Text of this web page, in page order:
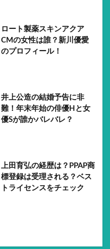
ロート製薬スキンアクア
CMの女性は誰？新川優愛
のプロフィール！
井上公造の結婚予告に非
難！年末年始の俳優Hと女
優Sが誰かバレバレ？
上田育弘の経歴は？PPAP商
標登録は受理される？ベス
トライセンスをチェック